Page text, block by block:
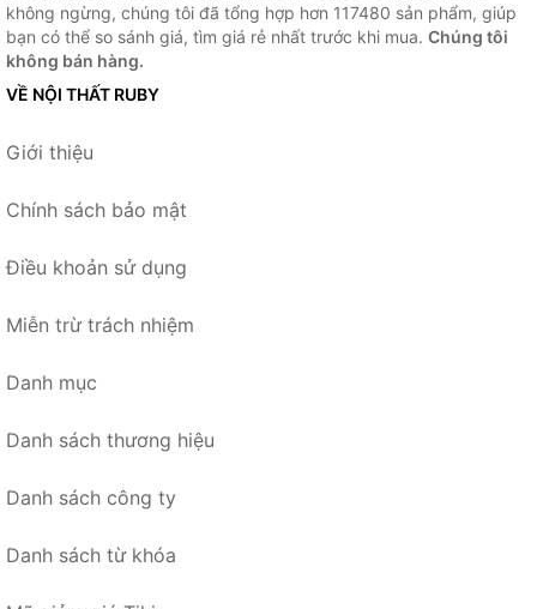
không ngừng, chúng tôi đã tổng hợp hơn 117480 sản phẩm, giúp
bạn có thể so sánh giá, tìm giá rẻ nhất trước khi mua. Chúng tôi
không bán hàng.
VỀ NỘI THẤT RUBY
Giới thiệu
Chính sách bảo mật
Điều khoản sử dụng
Miễn trừ trách nhiệm
Danh mục
Danh sách thương hiệu
Danh sách công ty
Danh sách từ khóa